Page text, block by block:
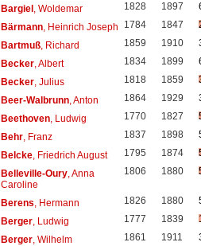
Bargiel, Woldemar 1828 1897
Bärmann, Heinrich Joseph 1784 1847
Bartmuß, Richard 1859 1910
Becker, Albert 1834 1899
Becker, Julius 1818 1859
Beer-Walbrunn, Anton 1864 1929
Beethoven, Ludwig 1770 1827
Behr, Franz 1837 1898
Belcke, Friedrich August 1795 1874
Belleville-Oury, Anna
Caroline
1806 1880
Berens , Hermann 1826 1880
Berger, Ludwig 1777 1839
Berger, Wilhelm 1861 1911